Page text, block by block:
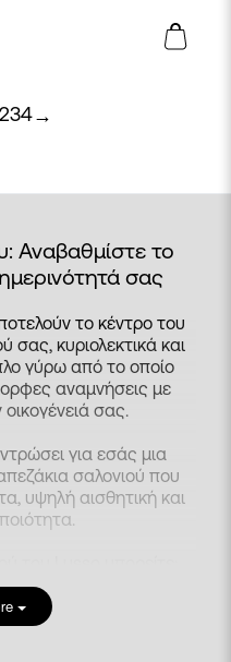
234→
Αναβαθμίστε το
σας
το κέντρο του
σας, κυριολεκτικά και
γύρω από το οποίο
αναμνήσεις με
σας.
για εσάς μια
σαλονιού που
υψηλή αισθητική και
τον χώρο σας,
στα αντικείμενα που